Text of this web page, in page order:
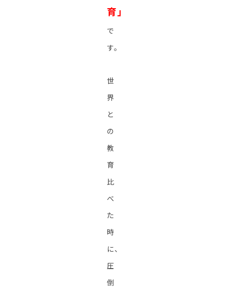
育」
で
す。
世
界
と
の
教
育
比
べ
た
時
に、
圧
倒